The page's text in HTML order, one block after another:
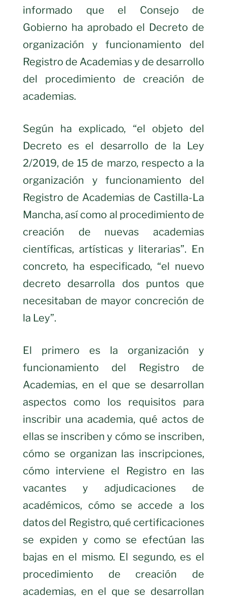
informado que el Consejo de
Gobierno ha aprobado el Decreto de
organización y funcionamiento del
Registro de Academias y de desarrollo
del procedimiento de creación de
academias.
Según ha explicado, “el objeto del
Decreto es el desarrollo de la Ley
2/2019, de 15 de marzo, respecto a la
organización y funcionamiento del
Registro de Academias de Castilla-La
Mancha, así como al procedimiento de
creación de nuevas academias
científicas, artísticas y literarias”. En
concreto, ha especificado, “el nuevo
decreto desarrolla dos puntos que
necesitaban de mayor concreción de
la Ley”.
El primero es la organización y
funcionamiento del Registro de
Academias, en el que se desarrollan
aspectos como los requisitos para
inscribir una academia, qué actos de
ellas se inscriben y cómo se inscriben,
cómo se organizan las inscripciones,
cómo interviene el Registro en las
vacantes y adjudicaciones de
académicos, cómo se accede a los
datos del Registro, qué certificaciones
se expiden y como se efectúan las
bajas en el mismo. El segundo, es el
procedimiento de creación de
academias, en el que se desarrollan